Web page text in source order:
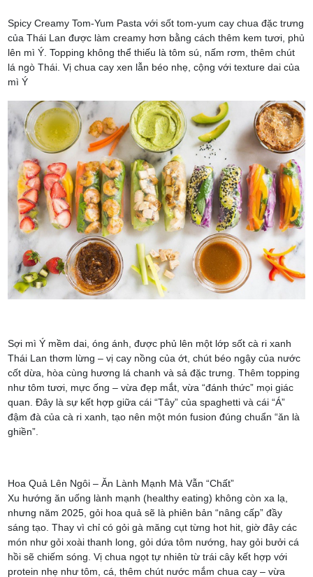
Spicy Creamy Tom-Yum Pasta với sốt tom-yum cay chua đặc trưng
của Thái Lan được làm creamy hơn bằng cách thêm kem tươi, phủ
lên mì Ý. Topping không thể thiếu là tôm sú, nấm rơm, thêm chút
lá ngò Thái. Vị chua cay xen lẫn béo nhẹ, cộng với texture dai của
mì Ý
Sợi mì Ý mềm dai, óng ánh, được phủ lên một lớp sốt cà ri xanh
Thái Lan thơm lừng – vị cay nồng của ớt, chút béo ngậy của nước
cốt dừa, hòa cùng hương lá chanh và sả đặc trưng. Thêm topping
như tôm tươi, mực ống – vừa đẹp mắt, vừa “đánh thức” mọi giác
quan. Đây là sự kết hợp giữa cái “Tây” của spaghetti và cái “Á”
đậm đà của cà ri xanh, tạo nên một món fusion đúng chuẩn “ăn là
ghiền”.
Hoa Quả Lên Ngôi – Ăn Lành Mạnh Mà Vẫn “Chất”
Xu hướng ăn uống lành mạnh (healthy eating) không còn xa lạ,
nhưng năm 2025, gỏi hoa quả sẽ là phiên bản “nâng cấp” đầy
sáng tạo. Thay vì chỉ có gỏi gà măng cụt từng hot hit, giờ đây các
món như gỏi xoài thanh long, gỏi dứa tôm nướng, hay gỏi bưởi cá
hồi sẽ chiếm sóng. Vị chua ngọt tự nhiên từ trái cây kết hợp với
protein nhẹ như tôm, cá, thêm chút nước mắm chua cay – vừa